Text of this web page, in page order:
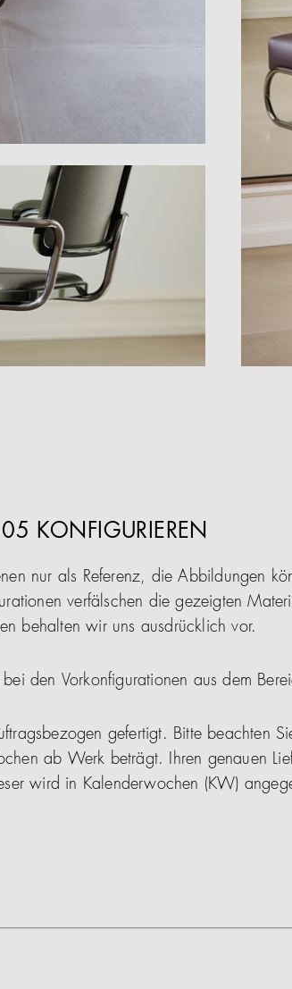
KONFIGURIEREN
nur als Referenz, die Abbildungen
verfälschen die gezeigten
behalten wir uns ausdrücklich vor.
den Vorkonfigurationen aus dem
gefertigt. Bitte beachten
ab Werk beträgt. Ihren genauen
wird in Kalenderwochen (KW)